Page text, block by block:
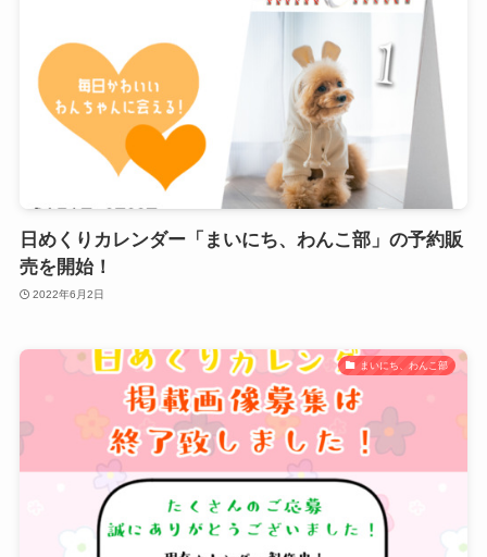
日めくりカレンダー「まいにち、わんこ部」の予約販
売を開始！
2022年6月2日
まいにち、わんこ部